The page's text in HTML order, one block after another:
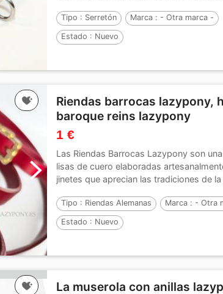
Tipo : Serretón Marca : - Otra marca -
Estado : Nuevo
Riendas barrocas lazypony,
baroque reins lazypony
1 €
Las Riendas Barrocas Lazypony son
lisas de cuero elaboradas
jinetes que aprecian las tradiciones de la
Tipo : Riendas Alemanas Marca : - Otra
Estado : Nuevo
La muserola con anillas